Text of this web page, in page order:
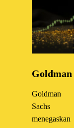
Goldman
Goldman
Sachs
menegaskan